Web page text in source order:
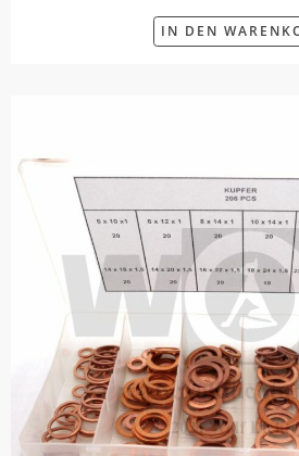
IN DEN